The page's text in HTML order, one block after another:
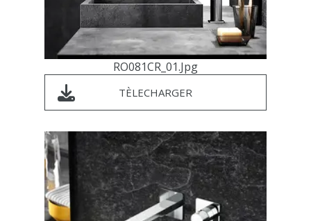
RO081CR_01.jpg
TÈLECHARGER